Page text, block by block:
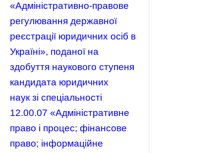
«Адміністративно-правове
регулювання державної
реєстрації юридичних осіб в
Україні», поданої на
здобуття наукового ступеня
кандидата юридичних
наук зі спеціальності
12.00.07 «Адміністративне
право і процес; фінансове
право; інформаційне